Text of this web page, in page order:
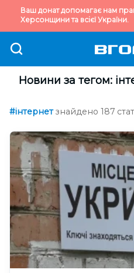
Ваш донат допомагає нам
Херсонщини та всієї України.
Новини за тегом:
#інтернет знайдено 187